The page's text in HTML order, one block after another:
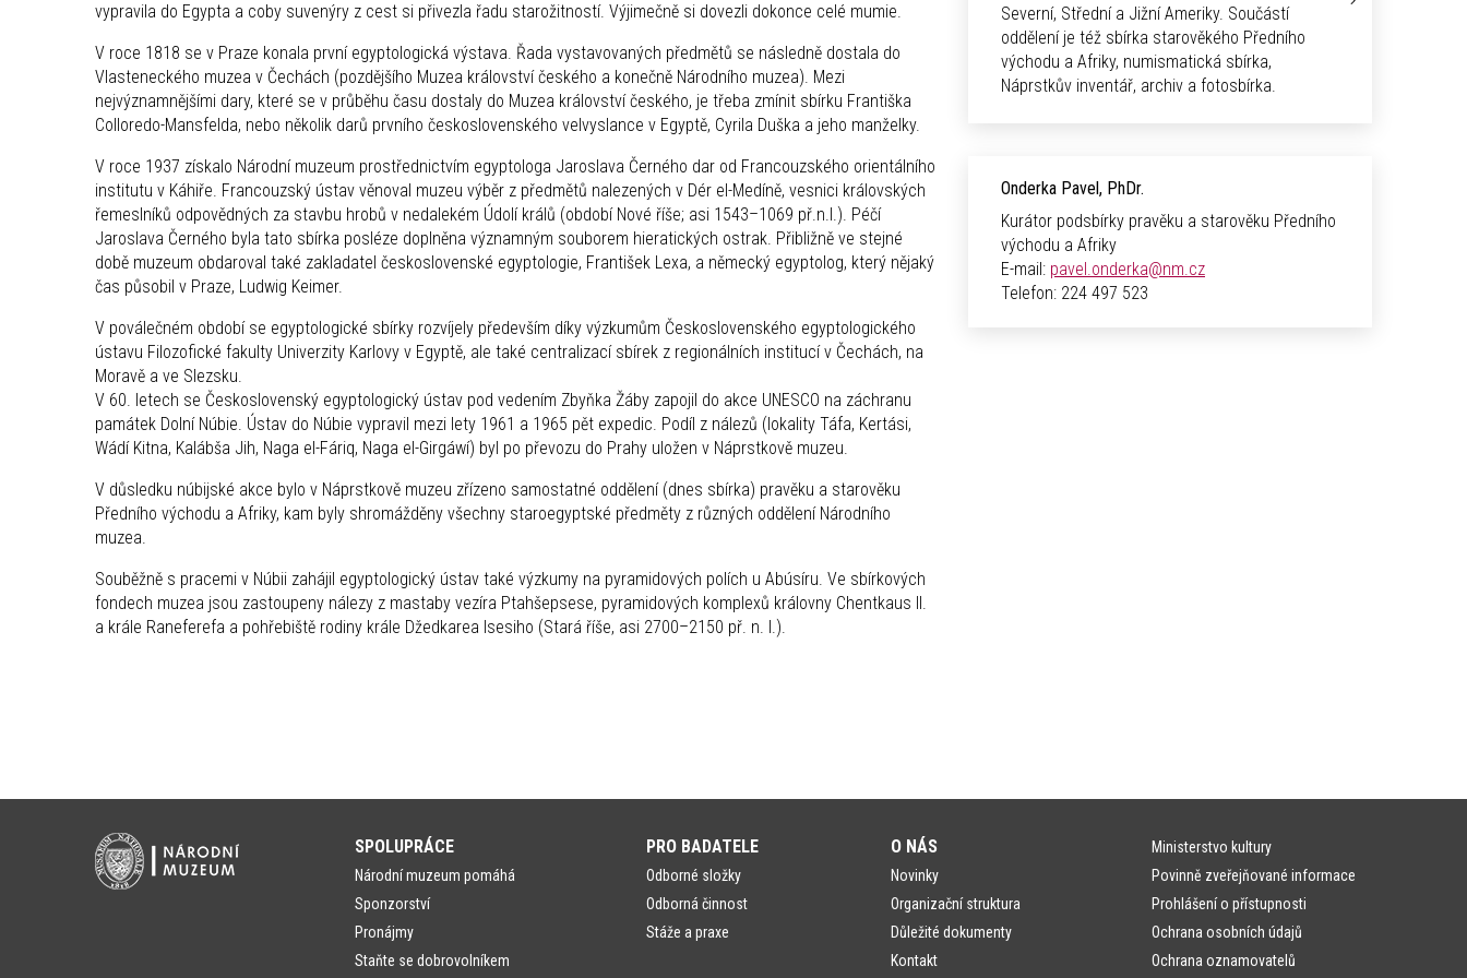
vypravila do Egypta a coby suvenýry z cest si přivezla řadu starožitností. Výjimečně si dovezli dokonce celé mumie.
V roce 1818 se v Praze konala první egyptologická výstava. Řada vystavovaných předmětů se následně dostala do
Vlasteneckého muzea v Čechách (pozdějšího Muzea království českého a konečně Národního muzea). Mezi
nejvýznamnějšími dary, které se v průběhu času dostaly do Muzea království českého, je třeba zmínit sbírku Františka
Colloredo-Mansfelda, nebo několik darů prvního československého velvyslance v Egyptě, Cyrila Duška a jeho manželky.
V roce 1937 získalo Národní muzeum prostřednictvím egyptologa Jaroslava Černého dar od Francouzského orientálního
institutu v Káhiře. Francouzský ústav věnoval muzeu výběr z předmětů nalezených v Dér el-Medíně, vesnici královských
řemeslníků odpovědných za stavbu hrobů v nedalekém Údolí králů (období Nové říše; asi 1543–1069 př.n.l.). Péčí
Jaroslava Černého byla tato sbírka posléze doplněna významným souborem hieratických ostrak. Přibližně ve stejné
době muzeum obdaroval také zakladatel československé egyptologie, František Lexa, a německý egyptolog, který nějaký
čas působil v Praze, Ludwig Keimer.
V poválečném období se egyptologické sbírky rozvíjely především díky výzkumům Československého egyptologického
ústavu Filozofické fakulty Univerzity Karlovy v Egyptě, ale také centralizací sbírek z regionálních institucí v Čechách, na
Moravě a ve Slezsku.
V 60. letech se Československý egyptologický ústav pod vedením Zbyňka Žáby zapojil do akce UNESCO na záchranu
památek Dolní Núbie. Ústav do Núbie vypravil mezi lety 1961 a 1965 pět expedic. Podíl z nálezů (lokality Táfa, Kertási,
Wádí Kitna, Kalábša Jih, Naga el-Fáriq, Naga el-Girgáwí) byl po převozu do Prahy uložen v Náprstkově muzeu.
V důsledku núbijské akce bylo v Náprstkově muzeu zřízeno samostatné oddělení (dnes sbírka) pravěku a starověku
Předního východu a Afriky, kam byly shromážděny všechny staroegyptské předměty z různých oddělení Národního
muzea.
Souběžně s pracemi v Núbii zahájil egyptologický ústav také výzkumy na pyramidových polích u Abúsíru. Ve sbírkových
fondech muzea jsou zastoupeny nálezy z mastaby vezíra Ptahšepsese, pyramidových komplexů královny Chentkaus II.
a krále Raneferefa a pohřebiště rodiny krále Džedkarea Isesiho (Stará říše, asi 2700–2150 př. n. l.).
Severní, Střední a Jižní Ameriky. Součástí
oddělení je též sbírka starověkého Předního
východu a Afriky, numismatická sbírka,
Náprstkův inventář, archiv a fotosbírka.
Onderka Pavel, PhDr.
Kurátor podsbírky pravěku a starověku Předního
východu a Afriky
E-mail: pavel.onderka@nm.cz
Telefon: 224 497 523
SPOLUPRÁCE
Národní muzeum pomáhá
Sponzorství
Pronájmy
Staňte se dobrovolníkem
PRO BADATELE
Odborné složky
Odborná činnost
Stáže a praxe
O NÁS
Novinky
Organizační struktura
Důležité dokumenty
Kontakt
Ministerstvo kultury
Povinně zveřejňované informace
Prohlášení o přístupnosti
Ochrana osobních údajů
Ochrana oznamovatelů